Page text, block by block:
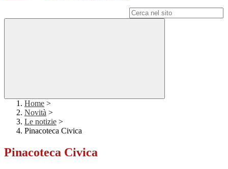
Home >
Novità >
Le notizie >
Pinacoteca Civica
Pinacoteca Civica